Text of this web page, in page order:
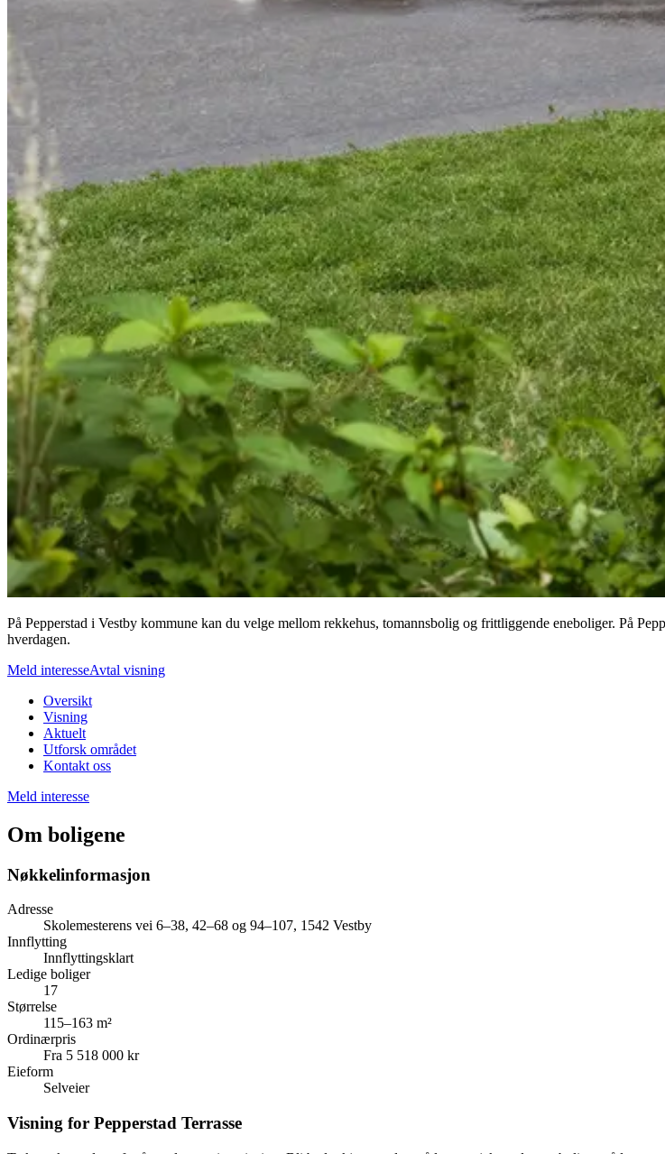
På Pepperstad i Vestby kommune kan du velge mellom rekkehus, tomannsbolig og frittliggende eneboliger. På
hverdagen.
Meld interesseAvtal visning
Oversikt
Visning
Aktuelt
Utforsk området
Kontakt oss
Meld interesse
Om boligene
Nøkkelinformasjon
Adresse
Skolemesterens vei 6–38, 42–68 og 94–107, 1542 Vestby
Innflytting
Innflyttingsklart
Ledige boliger
17
Størrelse
115–163 m²
Ordinærpris
Fra 5 518 000 kr
Eieform
Selveier
Visning for Pepperstad Terrasse